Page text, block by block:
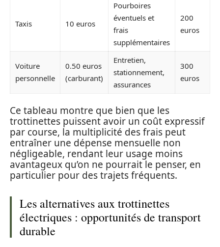
Taxis 10 euros
Pourboires
éventuels et
frais
supplémentaires
200
euros
Voiture
personnelle
0.50 euros
(carburant)
Entretien,
stationnement,
assurances
300
euros
Ce tableau montre que bien que les
trottinettes puissent avoir un coût expressif
par course, la multiplicité des frais peut
entraîner une dépense mensuelle non
négligeable, rendant leur usage moins
avantageux qu’on ne pourrait le penser, en
particulier pour des trajets fréquents.
Les alternatives aux trottinettes
électriques : opportunités de transport
durable